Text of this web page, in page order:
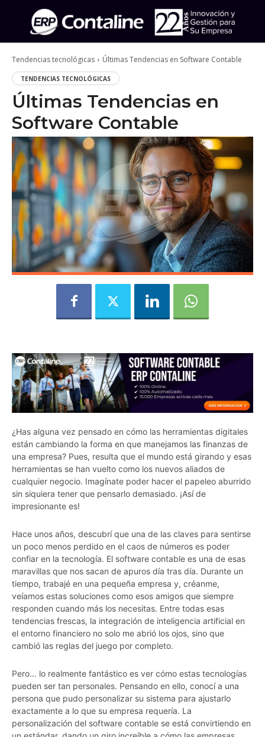
Tendencias tecnológicas Últimas Tendencias en Software Contable
TENDENCIAS TECNOLÓGICAS
Últimas Tendencias en
Software Contable
¿Has alguna vez pensado en cómo las herramientas digitales
están cambiando la forma en que manejamos las finanzas de
una empresa? Pues, resulta que el mundo está girando y esas
herramientas se han vuelto como los nuevos aliados de
cualquier negocio. Imagínate poder hacer el papeleo aburrido
sin siquiera tener que pensarlo demasiado. ¡Así de
impresionante es!
Hace unos años, descubrí que una de las claves para sentirse
un poco menos perdido en el caos de números es poder
confiar en la tecnología. El software contable es una de esas
maravillas que nos sacan de apuros día tras día. Durante un
tiempo, trabajé en una pequeña empresa y, créanme,
veíamos estas soluciones como esos amigos que siempre
responden cuando más los necesitas. Entre todas esas
tendencias frescas, la integración de inteligencia artificial en
el entorno financiero no solo me abrió los ojos, sino que
cambió las reglas del juego por completo.
Pero… lo realmente fantástico es ver cómo estas tecnologías
pueden ser tan personales. Pensando en ello, conocí a una
persona que pudo personalizar su sistema para ajustarlo
exactamente a lo que su empresa requería. La
personalización del software contable se está convirtiendo en